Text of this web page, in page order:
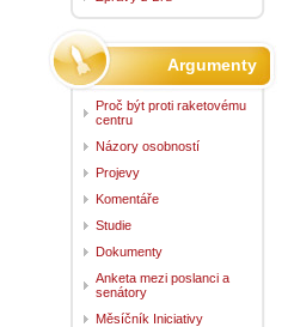
Argumenty
Proč být proti raketovému
centru
Názory osobností
Projevy
Komentáře
Studie
Dokumenty
Anketa mezi poslanci a
senátory
Měsíčník Iniciativy